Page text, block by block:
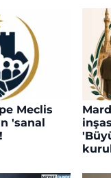
Meclis
'sanal